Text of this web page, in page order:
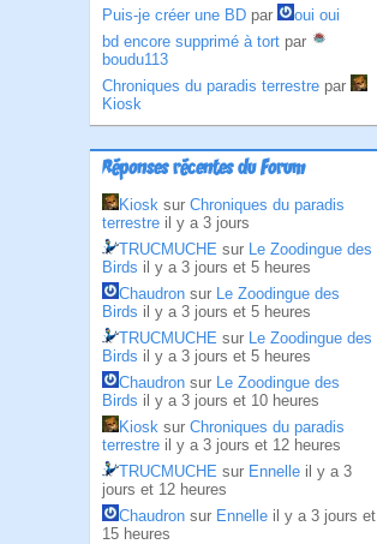
Puis-je créer une BD par
oui oui
bd encore supprimé à tort par
boudu113
Chroniques du paradis terrestre par
Kiosk
Réponses récentes du Forum
Kiosk sur Chroniques du paradis
terrestre il y a 3 jours
TRUCMUCHE sur Le Zoodingue des
Birds il y a 3 jours et 5 heures
Chaudron sur Le Zoodingue des
Birds il y a 3 jours et 5 heures
TRUCMUCHE sur Le Zoodingue des
Birds il y a 3 jours et 5 heures
Chaudron sur Le Zoodingue des
Birds il y a 3 jours et 10 heures
Kiosk sur Chroniques du paradis
terrestre il y a 3 jours et 12 heures
TRUCMUCHE sur Ennelle il y a 3
jours et 12 heures
Chaudron sur Ennelle il y a 3 jours et
15 heures